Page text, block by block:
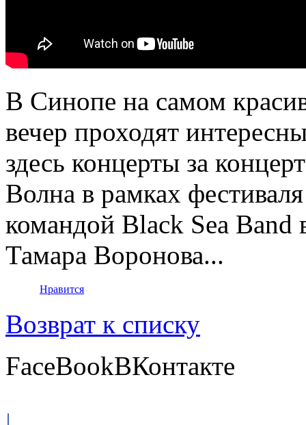
В Синопе на самом
вечер проходят
здесь концерты за
Волна в рамках
командой Black Sea Band
Тамара Воронова...
Нравится
Возврат к списку
FaceBookВКонтакте